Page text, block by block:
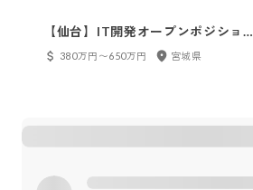
【仙台】IT開発オープンポジション
（PM/ディレクション、組織づく
380万円〜650万円 宮城県